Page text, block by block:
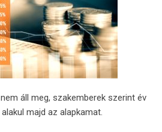
áll meg, szakemberek szerint év
majd az alapkamat.